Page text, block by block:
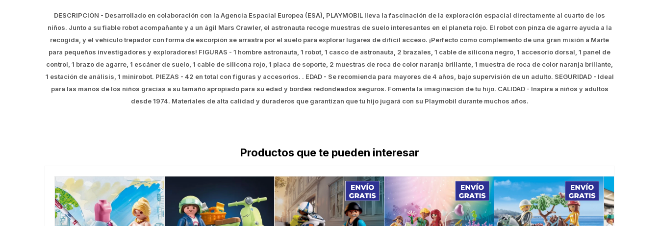
DESCRIPCIÓN - Desarrollado en colaboración con la Agencia Espacial Europea (ESA), PLAYMOBIL lleva la fascinación de la exploración espacial directamente al cuarto de los
niños. Junto a su fiable robot acompañante y a un ágil Mars Crawler, el astronauta recoge muestras de suelo interesantes en el planeta rojo. El robot con pinza de agarre ayuda a la
recogida, y el vehículo trepador con forma de escorpión se arrastra por el suelo para explorar lugares de difícil acceso. ¡Perfecto como complemento de una gran misión a Marte
para pequeños investigadores y exploradores! FIGURAS - 1 hombre astronauta, 1 robot, 1 casco de astronauta, 2 brazales, 1 cable de silicona negro, 1 accesorio dorsal, 1 panel de
control, 1 brazo de agarre, 1 escáner de suelo, 1 cable de silicona rojo, 1 placa de soporte, 2 muestras de roca de color naranja brillante, 1 muestra de roca de color naranja brillante,
1 estación de análisis, 1 minirobot. PIEZAS - 42 en total con figuras y accesorios. . EDAD - Se recomienda para mayores de 4 años, bajo supervisión de un adulto. SEGURIDAD - Ideal
para las manos de los niños gracias a su tamaño apropiado para su edad y bordes redondeados seguros. Fomenta la imaginación de tu hijo. CALIDAD - Inspira a niños y adultos
desde 1974. Materiales de alta calidad y duraderos que garantizan que tu hijo jugará con su Playmobil durante muchos años.
Productos que te pueden interesar